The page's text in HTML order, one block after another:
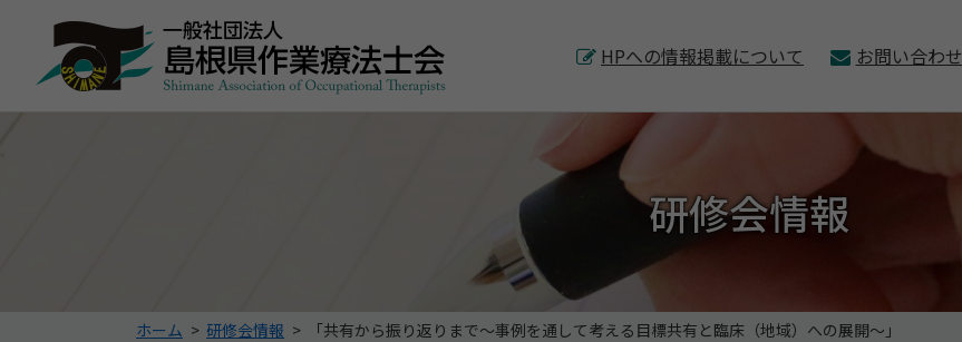
HPへの情報掲載について
お問い合わせ
研修会情報
こ
ホーム > 研修会情報 > 「共有から振り返りまで〜事例を通して考える目標共有と臨床（地域）への展開〜」